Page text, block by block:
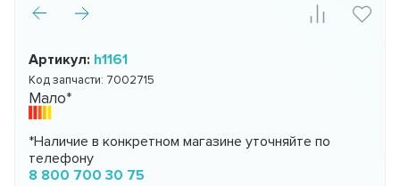
Артикул: h1161
Код запчасти: 7002715
Мало*
*Наличие в конкретном магазине уточняйте по
телефону
8 800 700 30 75